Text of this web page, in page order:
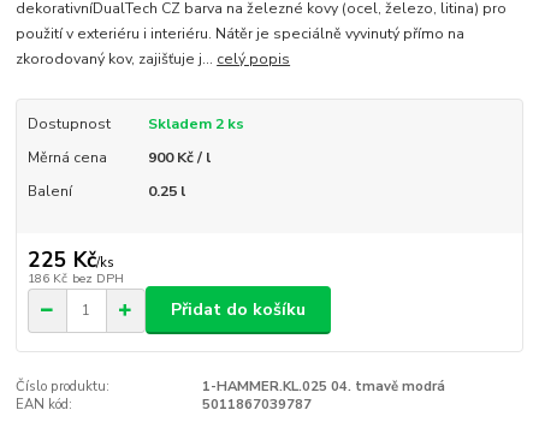
dekorativníDualTech CZ barva na železné kovy (ocel, železo, litina) pro
použití v exteriéru i interiéru. Nátěr je speciálně vyvinutý přímo na
zkorodovaný kov, zajišťuje j... celý popis
Dostupnost
Skladem 2 ks
Měrná cena
900 Kč / l
Balení
0.25 l
225 Kč/ks
186 Kč bez DPH
Přidat do košíku
Číslo produktu:
1-HAMMER.KL.025 04. tmavě modrá
EAN kód:
5011867039787